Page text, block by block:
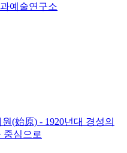
예술연구소
(始原) - 1920년대 경성의
중심으로